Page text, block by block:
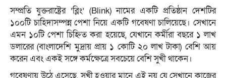
সম্প্রতি যুক্তরাষ্ট্রের ‘ব্লিং’ (Blink) নামের একটি প্রতিষ্ঠান দেশটির
১০০টি চাহিদাসম্পন্ন পেশা নিয়ে একটি গবেষণা চালিয়েছে। সেখানে
এমন ১০টি পেশা চিহ্নিত করা হয়েছে, যেখানে কর্মীরা বছরে ১ লাখ
ডলারের (বাংলাদেশি মুদ্রায় প্রায় ১ কোটি ২০ লাখ টাকা) বেশি আয়
করেন এবং একই সঙ্গে কর্মক্ষেত্রে সবচেয়ে বেশি সুখী থাকেন।
গবেষণায় উঠে এসেছে, সুখী হওয়ার মানে এই নয় যে সেখানে কাজের